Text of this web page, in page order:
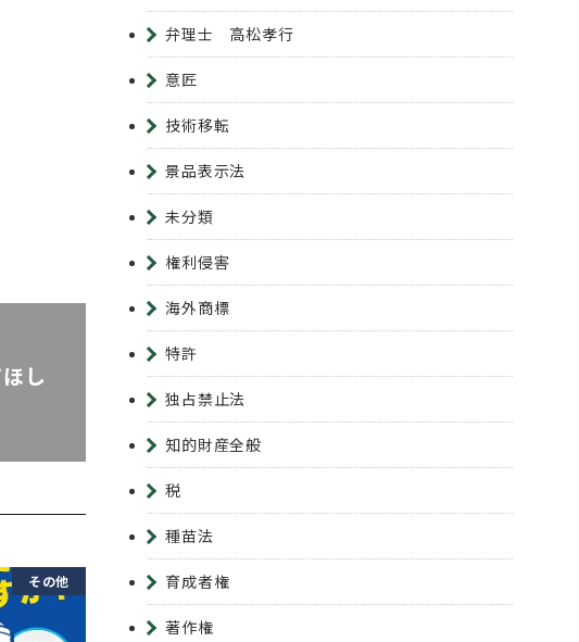
し
その他
弁理士 高松孝行
意匠
技術移転
景品表示法
未分類
権利侵害
海外商標
特許
独占禁止法
知的財産全般
税
種苗法
育成者権
著作権